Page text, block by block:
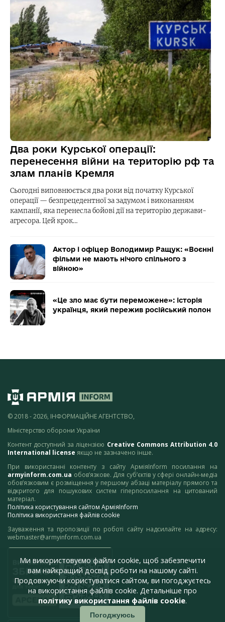
Два роки Курської операції:
перенесення війни на територію рф та
злам планів Кремля
Сьогодні виповнюється два роки від початку Курської
операції — безпрецедентної за задумом і виконанням
кампанії, яка перенесла бойові дії на територію держави-
агресора. Цей крок…
Актор і офіцер Володимир Ращук: «Воєнні
фільми не мають нічого спільного з
війною»
«Це зло має бути переможене»: історія
українця, який пережив російський полон
© 2018 - 2026, ІНФОРМАЦІЙНЕ АГЕНТСТВО,
Міністерство оборони України
Контент доступний за ліцензією Creative Commons Attribution 4.0
International license якщо не зазначено інше.
При використанні контенту з сайту АрміяInform посилання на
armyinform.com.ua обов’язкове. Для суб’єктів у сфері онлайн-медіа
обов’язковим є розміщення у першому абзаці матеріалу прямого та
відкритого для пошукових систем гіперпосилання на цитований
матеріал.
Політика користування сайтом АрміяInform
Політика використання файлів cookie
Зауваження та пропозиції по роботі сайту надсилайте на адресу:
webmaster@armyinform.com.ua
Ми використовуємо файли cookie, щоб забезпечити
вам найкращий досвід роботи на нашому сайті.
Продовжуючи користуватися сайтом, ви погоджуєтесь
на використання файлів cookie. Детальніше про
політику використання файлів cookie.
Погоджуюсь